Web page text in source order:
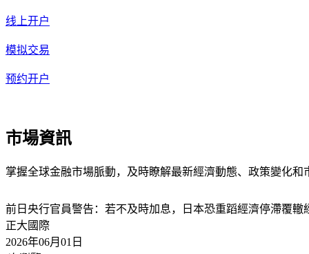
线上开户
模拟交易
预约开户
市場資訊
掌握全球金融市場脈動，及時瞭解最新經濟動態、政策變化
前日央行官員警告：若不及時加息，日本恐重蹈經濟停滯覆轍
正大國際
2026年06月01日